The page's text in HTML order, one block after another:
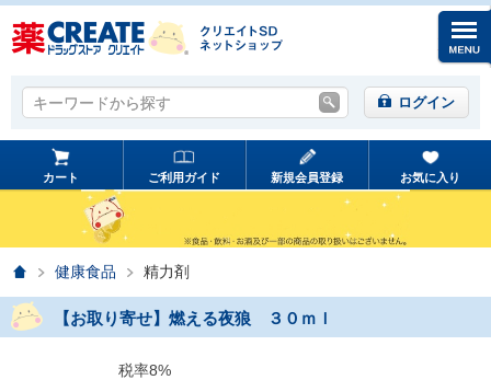
キーワードから探す
キーワードから探す ログイン
カート ご利用ガイド 新規会員登録 お気に入り
ホーム健康食品 精力剤
【お取り寄せ】燃える夜狼 ３０ｍｌ
税率8%